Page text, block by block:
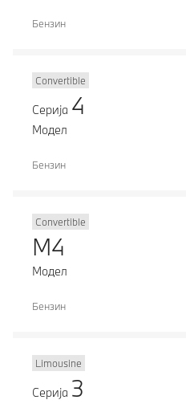
Бензин
Convertible
Серија 4
Модел
Бензин
Convertible
M4
Модел
Бензин
Limousine
Серија 3